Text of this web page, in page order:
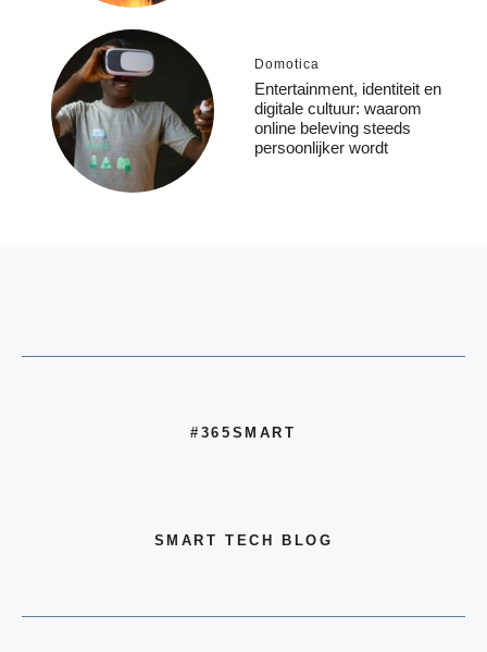
Domotica
Entertainment, identiteit en
digitale cultuur: waarom
online beleving steeds
persoonlijker wordt
#365SMART
SMART TECH BLOG